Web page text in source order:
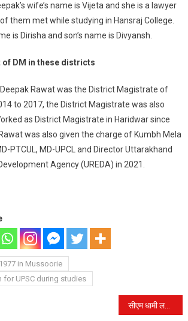
wife’s name is Vijeta and she is a lawyer
them met while studying in Hansraj College.
is Dirisha and son’s name is Divyansh.
of DM in these districts
Rawat was the District Magistrate of
to 2017, the District Magistrate was also
as District Magistrate in Haridwar since
was also given the charge of Kumbh Mela
PTCUL, MD-UPCL and Director Uttarakhand
Agency (UREDA) in 2021.
in Mussoorie
for UPSC during studies
सीएम धामी लखनऊ पहुंचे, मुख्यमंत्री योगी आदित्यनाथ से मुलाकात; दिया ये खास तोहफा